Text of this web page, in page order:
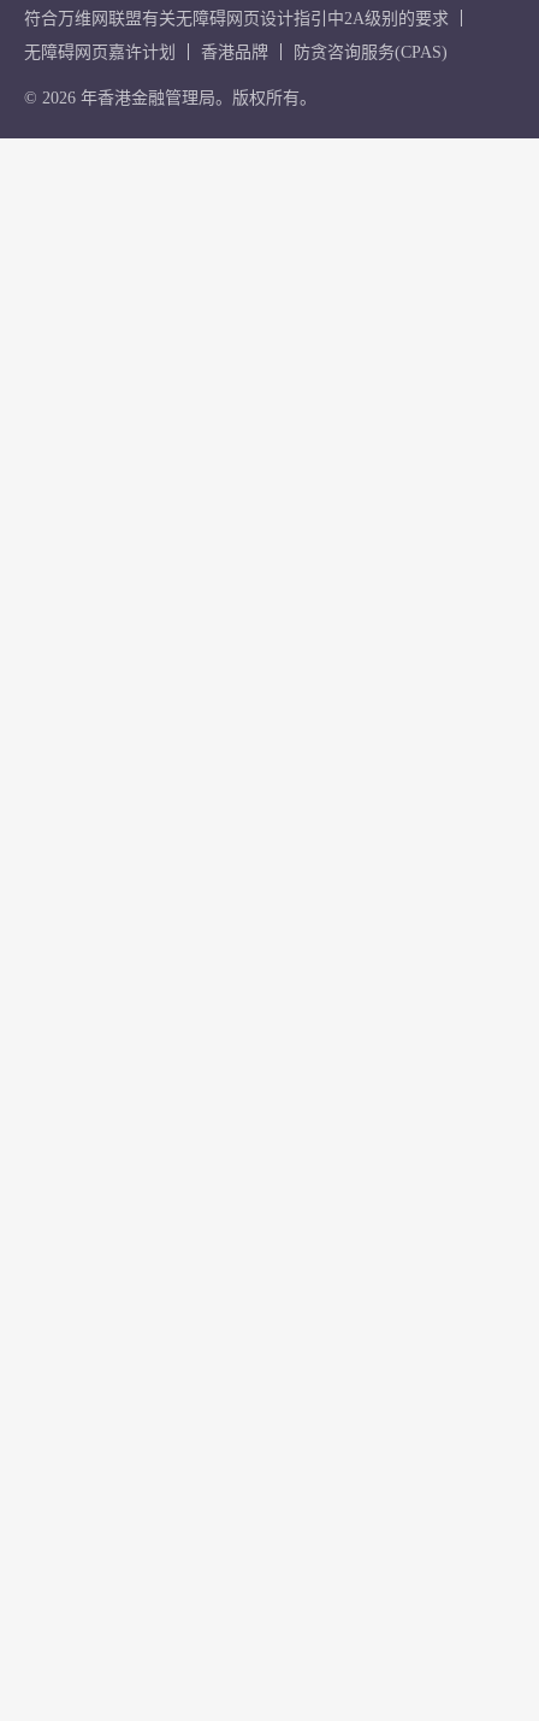
符合万维网联盟有关无障碍网页设计指引中2A级别的要求
无障碍网页嘉许计划
香港品牌 防贪咨询服务(CPAS)
© 2026 年香港金融管理局。版权所有。